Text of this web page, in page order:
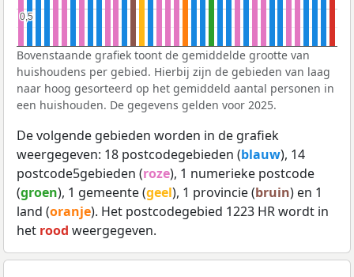
0,5
0,5
Bovenstaande grafiek toont de gemiddelde grootte van
huishoudens per gebied. Hierbij zijn de gebieden van laag
naar hoog gesorteerd op het gemiddeld aantal personen in
een huishouden. De gegevens gelden voor 2025.
De volgende gebieden worden in de grafiek
weergegeven: 18 postcodegebieden (blauw), 14
postcode5gebieden (roze), 1 numerieke postcode
(groen), 1 gemeente (geel), 1 provincie (bruin) en 1
land (oranje). Het postcodegebied 1223 HR wordt in
het rood weergegeven.